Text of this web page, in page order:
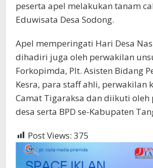
peserta apel melakukan tanam
Eduwisata Desa Sodong.
Apel memperingati Hari Desa
dihadiri juga oleh perwakilan
Forkopimda, Plt. Asisten Bidang
Kesra, para staff ahli, perwakilan
Camat Tigaraksa dan diikuti oleh
desa serta BPD se-Kabupaten
Post Views: 375